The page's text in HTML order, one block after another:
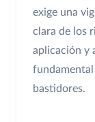
exige una
clara de los
aplicación y
bastidores.